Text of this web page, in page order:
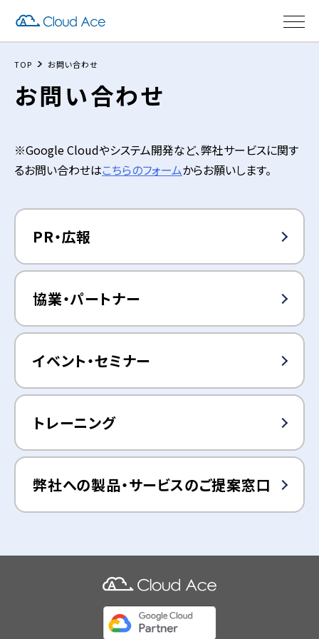
TOP お問い合わせ
お問い合わせ
※Google Cloudやシステム開発など、弊社サービスに関す
るお問い合わせはこちらのフォームからお願いします。
PR・広報
協業・パートナー
イベント・セミナー
トレーニング
弊社への製品・サービスのご提案窓口